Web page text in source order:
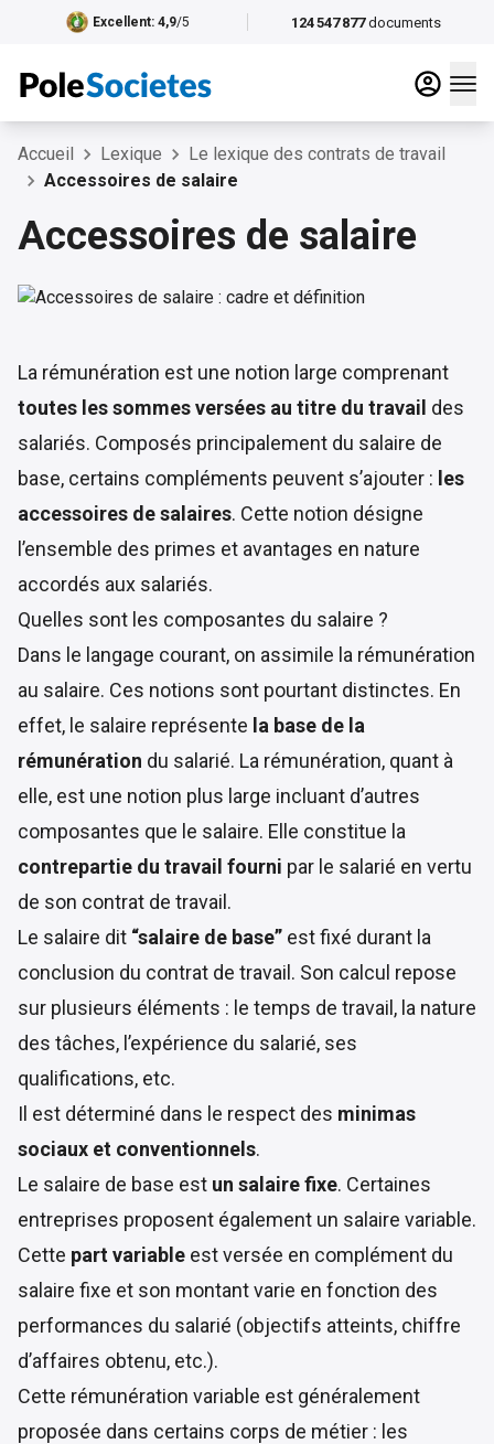
124 547 877 documents
Excellent: 4,9/5
Accueil Lexique
Le lexique des contrats de travail
Accessoires de salaire
Accessoires de salaire
La rémunération est une notion large comprenant
toutes les sommes versées au titre du travail des
salariés. Composés principalement du salaire de
base, certains compléments peuvent s’ajouter : les
accessoires de salaires. Cette notion désigne
l’ensemble des primes et avantages en nature
accordés aux salariés.
Quelles sont les composantes du salaire ?
Dans le langage courant, on assimile la rémunération
au salaire. Ces notions sont pourtant distinctes. En
effet, le salaire représente la base de la
rémunération du salarié. La rémunération, quant à
elle, est une notion plus large incluant d’autres
composantes que le salaire. Elle constitue la
contrepartie du travail fourni par le salarié en vertu
de son contrat de travail.
Le salaire dit “salaire de base” est fixé durant la
conclusion du contrat de travail. Son calcul repose
sur plusieurs éléments : le temps de travail, la nature
des tâches, l’expérience du salarié, ses
qualifications, etc.
Il est déterminé dans le respect des minimas
sociaux et conventionnels.
Le salaire de base est un salaire fixe. Certaines
entreprises proposent également un salaire variable.
Cette part variable est versée en complément du
salaire fixe et son montant varie en fonction des
performances du salarié (objectifs atteints, chiffre
d’affaires obtenu, etc.).
Cette rémunération variable est généralement
proposée dans certains corps de métier : les